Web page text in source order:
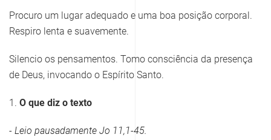
Procuro um lugar adequado e uma boa posição corporal.
Respiro lenta e suavemente.
Silencio os pensamentos. Tomo consciência da presença
de Deus, invocando o Espírito Santo.
1. O que diz o texto
- Leio pausadamente Jo 11,1-45.